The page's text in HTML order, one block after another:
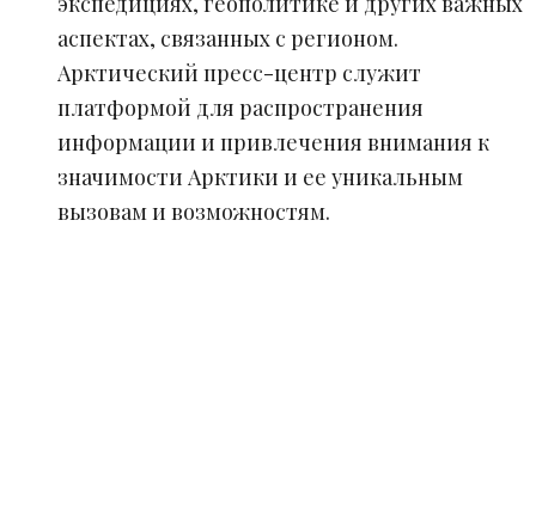
аспектах, связанных с регионом.
Арктический пресс-центр служит
платформой для распространения
информации и привлечения внимания к
значимости Арктики и ее уникальным
вызовам и возможностям.